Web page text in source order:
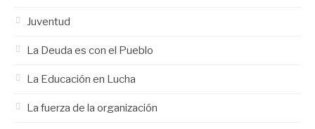
Juventud
La Deuda es con el Pueblo
La Educación en Lucha
La fuerza de la organización